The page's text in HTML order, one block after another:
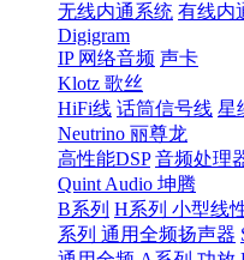
无线内通系统 有线内
Digigram
IP 网络音频 声卡
Klotz 歌丝
HiFi线 话筒信号线 星
Neutrino 丽尊龙
高性能DSP 音频处理
Quint Audio 坤腾
B系列 H系列 小型线
系列 通用全频扬声器